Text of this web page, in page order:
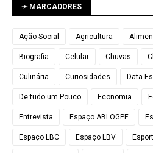
➛ MARCADORES
Ação Social Agricultura
Biografia Celular Chuvas
Culinária Curiosidades Data
De tudo um Pouco Economia
Entrevista Espaço ABLOGPE
Espaço LBC Espaço LBV